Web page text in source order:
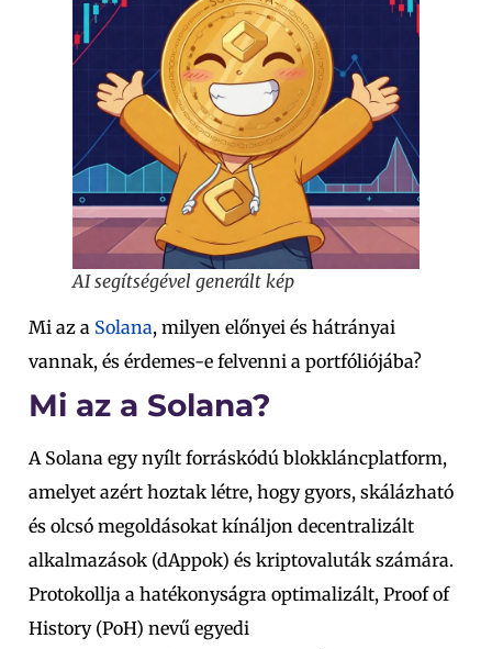
AI segítségével generált kép
Mi az a Solana, milyen előnyei és hátrányai
vannak, és érdemes-e felvenni a portfóliójába?
Mi az a Solana?
A Solana egy nyílt forráskódú blokkláncplatform,
amelyet azért hoztak létre, hogy gyors, skálázható
és olcsó megoldásokat kínáljon decentralizált
alkalmazások (dAppok) és kriptovaluták számára.
Protokollja a hatékonyságra optimalizált, Proof of
History (PoH) nevű egyedi